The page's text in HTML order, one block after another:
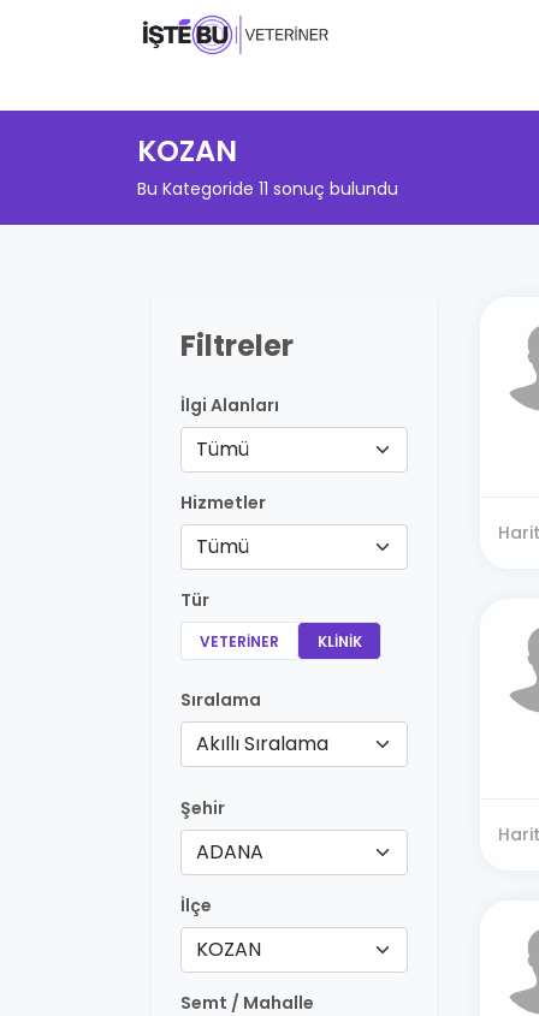
KOZAN
Bu Kategoride 11 sonuç bulundu
Filtreler
İlgi Alanları
Tümü
Hizmetler
Tümü
Tür
VETERINER KLINIK
Sıralama
Akıllı Sıralama
Şehir
ADANA
İlçe
KOZAN
Semt / Mahalle